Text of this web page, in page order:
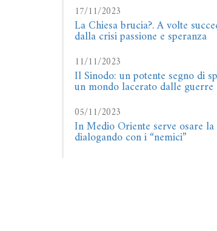
17/11/2023
La Chiesa brucia?. A volte
dalla crisi passione e speranza
11/11/2023
Il Sinodo: un potente segno di
un mondo lacerato dalle guerre
05/11/2023
In Medio Oriente serve osare la
dialogando con i “nemici”